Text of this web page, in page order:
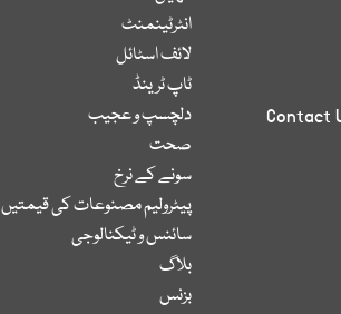
Contact
انٹرٹینمنٹ
لائف اسٹائل
ٹاپ ٹرینڈ
دلچسپ و عجیب
صحت
سونے کے نرخ
پیٹرولیم مصنوعات کی قیمتیں
سائنس و ٹیکنالوجی
بلاگ
بزنس